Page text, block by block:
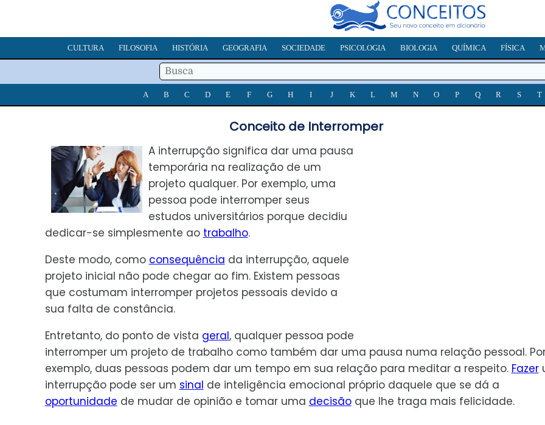
CULTURA FILOSOFIA HISTÓRIA GEOGRAFIA SOCIEDADE PSICOLOGIA BIOLOGIA QUÍMICA FÍSICA
A B C D E F G H I J K L M N O P Q R S T
Conceito de Interromper
A interrupção significa dar uma pausa
temporária na realização de um
projeto qualquer. Por exemplo, uma
pessoa pode interromper seus
estudos universitários porque decidiu
dedicar-se simplesmente ao trabalho.
Deste modo, como consequência da interrupção, aquele
projeto inicial não pode chegar ao fim. Existem pessoas
que costumam interromper projetos pessoais devido a
sua falta de constância.
Entretanto, do ponto de vista geral, qualquer pessoa pode
interromper um projeto de trabalho como também dar uma pausa numa relação pessoal.
exemplo, duas pessoas podem dar um tempo em sua relação para meditar a respeito. Fazer
interrupção pode ser um sinal de inteligência emocional próprio daquele que se dá a
oportunidade de mudar de opinião e tomar uma decisãoque lhe traga mais felicidade.